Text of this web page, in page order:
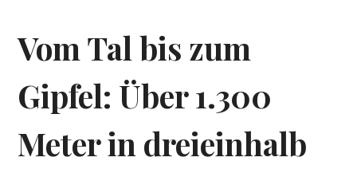
Vom Tal bis zum
Gipfel: Über 1.300
Meter in dreieinhalb